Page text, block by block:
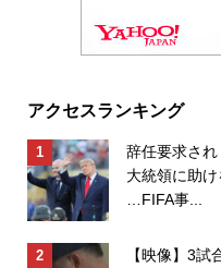
アクセスランキング
辞任要求さ
大統領に助け
…FIFA事...
【映像】3